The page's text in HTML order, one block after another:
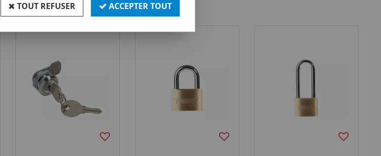
TOUT REFUSER ACCEPTER TOUT